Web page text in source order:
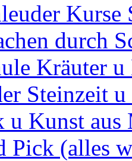
Kurse
durch
Kräuter
Steinzeit u
u Kunst
Pick (alles